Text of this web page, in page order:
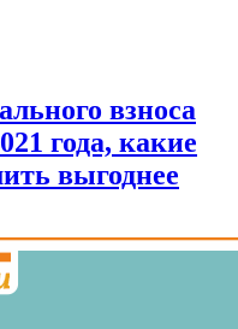
взноса
года, какие
выгоднее